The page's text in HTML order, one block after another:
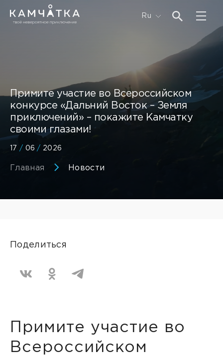
Ru
Примите участие во Всероссийском
конкурсе «Дальний Восток – Земля
приключений» – покажите Камчатку
своими глазами!
17 / 06 / 2026
Главная Новости
Поделиться
Примите участие во
Всероссийском